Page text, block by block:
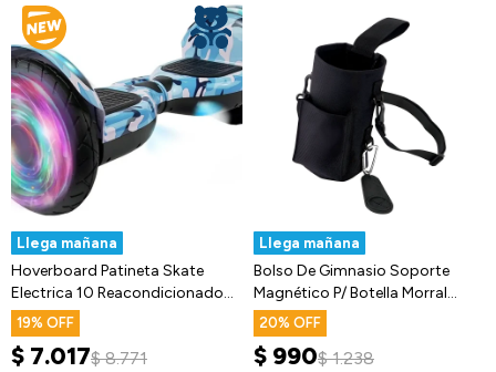
Llega mañana
Hoverboard Patineta Skate
Electrica 10 Reacondicionado
Ax
19
$ 7.017$ 8.771
Llega mañana
Bolso De Gimnasio Soporte
Magnético P/ Botella Morral
Correa
20
$ 990$ 1.238